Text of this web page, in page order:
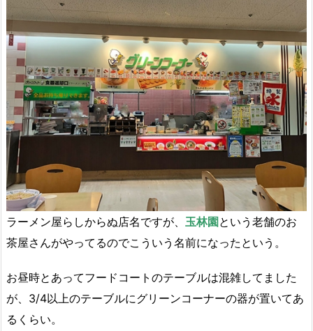
ラーメン屋らしからぬ店名ですが、 玉林園という老舗のお
茶屋さんがやってるのでこういう名前になったという。
お昼時とあってフードコートのテーブルは混雑してました
が、3/4以上のテーブルにグリーンコーナーの器が置いてあ
るくらい。